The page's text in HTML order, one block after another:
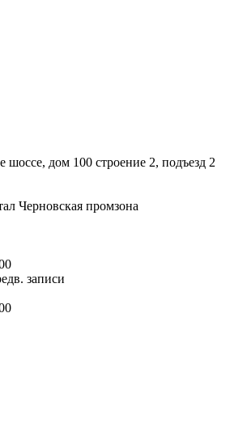
шоссе, дом 100 строение 2, подъезд 2
Черновская промзона
записи